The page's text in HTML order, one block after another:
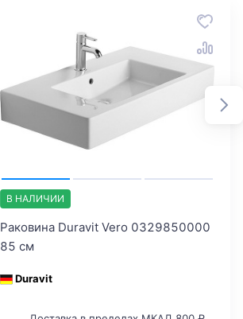
В НАЛИЧИИ
Раковина Duravit Vero 0329850000
85 см
Duravit